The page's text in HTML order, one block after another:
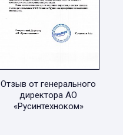
Отзыв от генерального
директора АО
«Русинтехноком»